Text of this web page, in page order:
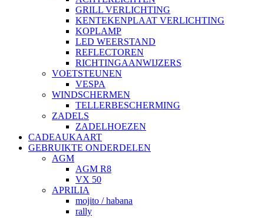
GRILL VERLICHTING
KENTEKENPLAAT VERLICHTING
KOPLAMP
LED WEERSTAND
REFLECTOREN
RICHTINGAANWIJZERS
VOETSTEUNEN
VESPA
WINDSCHERMEN
TELLERBESCHERMING
ZADELS
ZADELHOEZEN
CADEAUKAART
GEBRUIKTE ONDERDELEN
AGM
AGM R8
VX 50
APRILIA
mojito / habana
rally